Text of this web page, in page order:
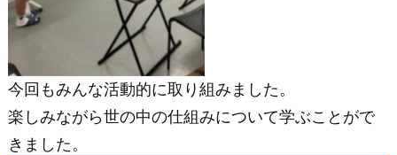
今回もみんな活動的に取り組みました。
楽しみながら世の中の仕組みについて学ぶことがで
きました。